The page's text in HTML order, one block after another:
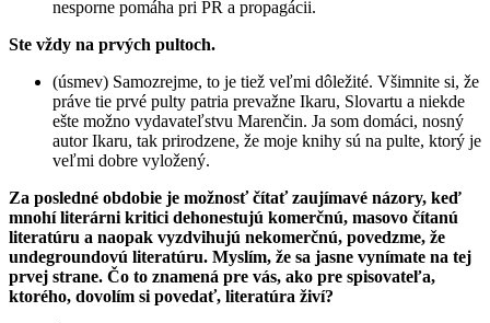
nesporne pomáha pri PR a propagácii.
Ste vždy na prvých pultoch.
(úsmev) Samozrejme, to je tiež veľmi dôležité. Všimnite si, že
práve tie prvé pulty patria prevažne Ikaru, Slovartu a niekde
ešte možno vydavateľstvu Marenčin. Ja som domáci, nosný
autor Ikaru, tak prirodzene, že moje knihy sú na pulte, ktorý je
veľmi dobre vyložený.
Za posledné obdobie je možnosť čítať zaujímavé názory, keď
mnohí literárni kritici dehonestujú komerčnú, masovo čítanú
literatúru a naopak vyzdvihujú nekomerčnú, povedzme, že
undegroundovú literatúru. Myslím, že sa jasne vynímate na tej
prvej strane. Čo to znamená pre vás, ako pre spisovateľa,
ktorého, dovolím si povedať, literatúra živí?